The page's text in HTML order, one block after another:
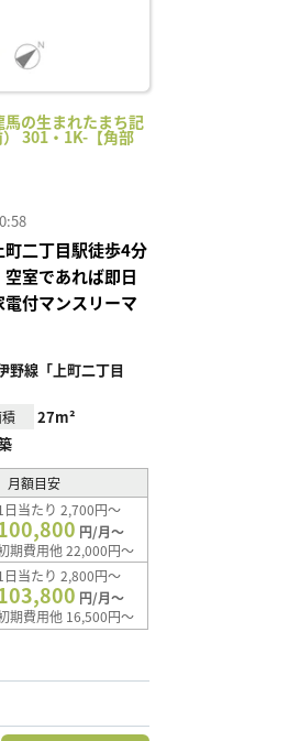
の生まれたまち記
301・1K-【角部
町二丁目駅徒歩4分
室であれば即日
付マンスリーマ
野線「上町二丁目
27m²
月額目安
日当たり 2,700円～
円/月～
期費用他 22,000円～
日当たり 2,800円～
円/月～
期費用他 16,500円～